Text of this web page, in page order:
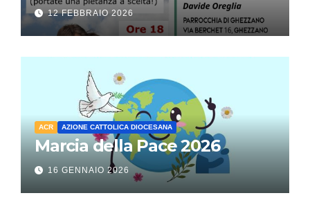
12 FEBBRAIO 2026
ACR AZIONE CATTOLICA DIOCESANA
Marcia della Pace 2026
16 GENNAIO 2026